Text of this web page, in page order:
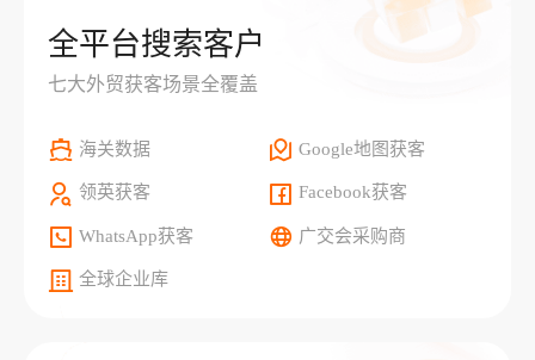
全平台搜索客户
七大外贸获客场景全覆盖
海关数据 Google地图获客
领英获客 Facebook获客
WhatsApp获客 广交会采购商
全球企业库